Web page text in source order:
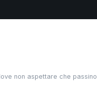
non aspettare che passino